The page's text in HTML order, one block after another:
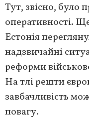
Тут, звісно, було
оперативності.
Естонія
надзвичайні
реформи
На тлі решти
завбачливість
повагу.